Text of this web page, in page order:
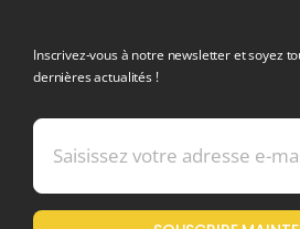
Mentions légales
Inscrivez-vous à notre newsletter et soyez
dernières actualités !